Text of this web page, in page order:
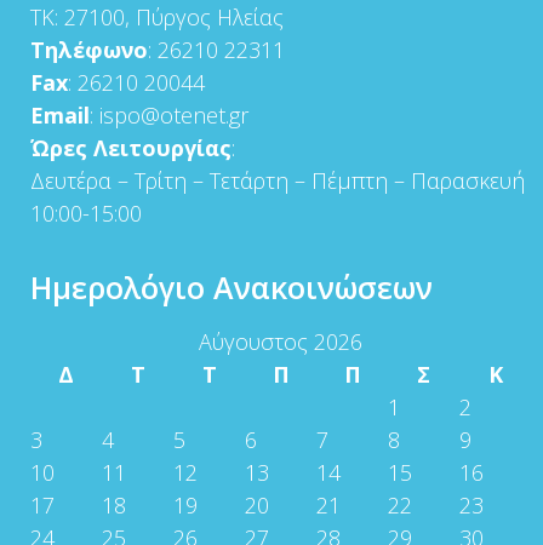
ΤΚ: 27100, Πύργος Ηλείας
Τηλέφωνο: 26210 22311
Fax: 26210 20044
Email: ispo@otenet.gr
Ώρες Λειτουργίας:
Δευτέρα – Τρίτη – Τετάρτη – Πέμπτη – Παρασκευή
10:00-15:00
Ημερολόγιο Ανακοινώσεων
Αύγουστος 2026
Δ
Τ Τ Π Π Σ
Κ
1
2
3
4 5 6 7 8
9
10
11 12 13 14 15
16
17
18 19 20 21 22
23
24
25 26 27 28 29 30